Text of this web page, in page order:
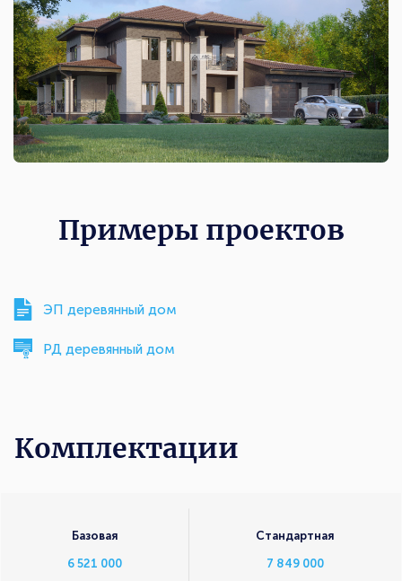
Примеры проектов
ЭП деревянный дом
РД деревянный дом
Комплектации
Базовая
6 521 000
Стандартная
7 849 000